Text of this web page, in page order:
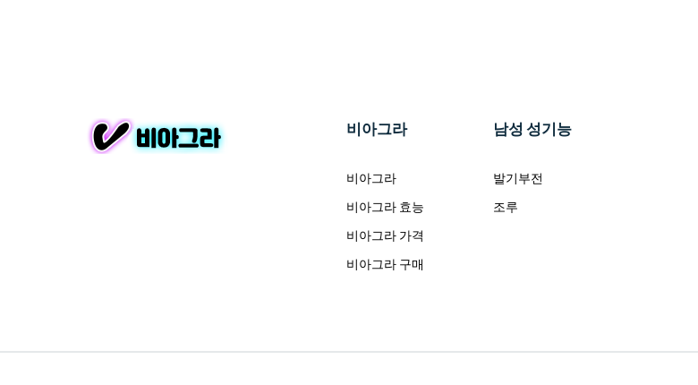
비아그라
비아그라
비아그라 효능
비아그라 가격
비아그라 구매
남성 성기능
발기부전
조루